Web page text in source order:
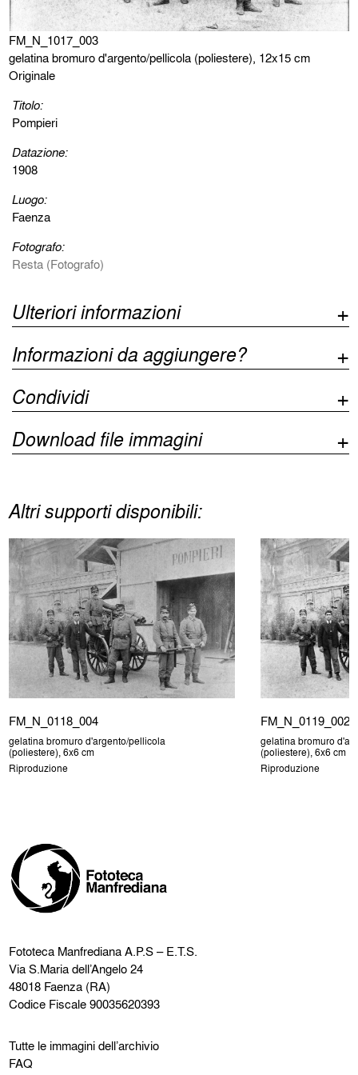
FM_N_1017_003
gelatina bromuro d'argento/pellicola (poliestere), 12x15 cm
Originale
Titolo:
Pompieri
Datazione:
1908
Luogo:
Faenza
Fotografo:
Resta (Fotografo)
Ulteriori informazioni
Informazioni da aggiungere?
Condividi
Download file immagini
Altri supporti disponibili:
FM_N_0118_004
gelatina bromuro d'argento/pellicola
(poliestere), 6x6 cm
Riproduzione
FM_N_0119_002
gelatina bromuro
(poliestere), 6x6 cm
Riproduzione
Fototeca ManfredianaA.P.S – E.T.S.
Via S.Maria dell’Angelo 24
48018 Faenza (RA)
Codice Fiscale 90035620393
Tutte le immagini dell’archivio
FAQ